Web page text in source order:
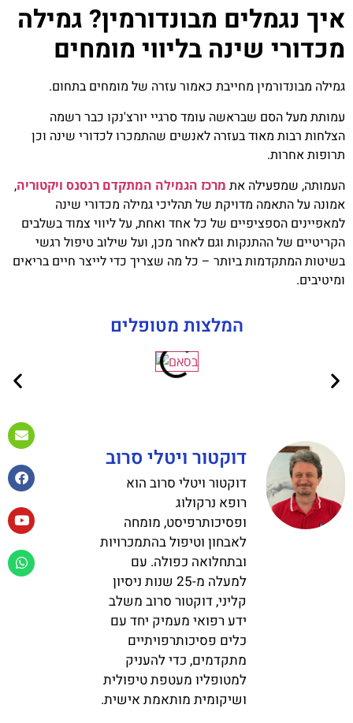
איך נגמלים מבונדורמין? גמילה
מכדורי שינה בליווי מומחים
גמילה מבונדורמין מחייבת כאמור עזרה של מומחים בתחום.
עמותת מעל הסם שבראשה עומד סרגיי יורצ'נקו כבר רשמה
הצלחות רבות מאוד בעזרה לאנשים שהתמכרו לכדורי שינה וכן
תרופות אחרות.
העמותה, שמפעילה את מרכז הגמילה המתקדם רנסנס ויקטוריה,
אמונה על התאמה מדויקת של תהליכי גמילה מכדורי שינה
למאפיינים הספציפיים של כל אחד ואחת, על ליווי צמוד בשלבים
הקריטיים של ההתנקות וגם לאחר מכן, ועל שילוב טיפול רגשי
בשיטות המתקדמות ביותר – כל מה שצריך כדי לייצר חיים בריאים
ומיטיבים.
המלצות מטופלים
דוקטור ויטלי סרוב
דוקטור ויטלי סרוב הוא
רופא נרקולוג
ופסיכותרפיסט, מומחה
לאבחון וטיפול בהתמכרויות
ובתחלואה כפולה. עם
למעלה מ-25 שנות ניסיון
קליני, דוקטור סרוב משלב
ידע רפואי מעמיק יחד עם
כלים פסיכותרפויתיים
מתקדמים, כדי להעניק
למטופליו מעטפת טיפולית
ושיקומית מותאמת אישית.